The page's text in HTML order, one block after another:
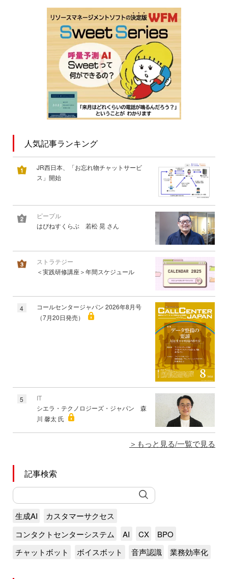
人気記事ランキング
JR西日本、「お忘れ物チャットサービ
ス」開始
ピープル
はぴねすくらぶ 若松 晃 さん
ストラテジー
＜実践研修講座＞年間スケジュール
4
コールセンタージャパン 2026年8月号
（7月20日発売）
5
IT
シエラ・テクノロジーズ・ジャパン 森
川 馨太 氏
もっと見る/一覧で見る
記事検索
生成AI
カスタマーサクセス
コンタクトセンターシステム
AI CX
BPO
チャットボット
ボイスボット 音声認識 業務効率化